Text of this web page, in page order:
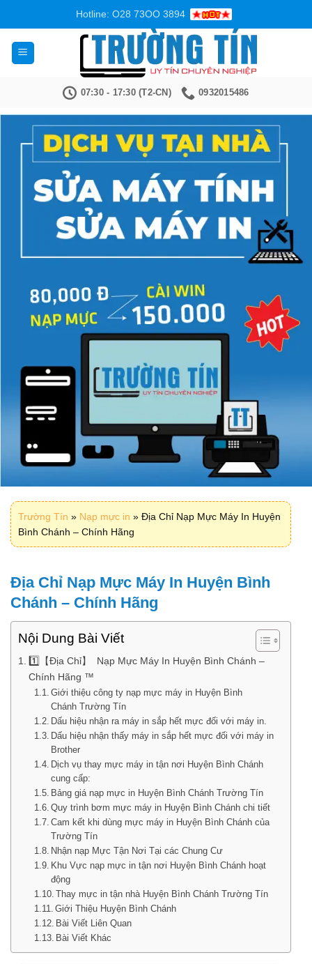
nội
dung
Hotline: O28 73OO 3894
07:30 - 17:30 (T2-CN) 0932015486
Trường Tín » Nạp mực in » Địa Chỉ Nạp Mực Máy In Huyện
Bình Chánh – Chính Hãng
Địa Chỉ Nạp Mực Máy In Huyện Bình
Chánh – Chính Hãng
Nội Dung Bài Viết
1️⃣【Địa Chỉ】 Nạp Mực Máy In Huyện Bình Chánh –
Chính Hãng ™
Giới thiệu công ty nạp mực máy in Huyện Bình
Chánh Trường Tín
Dấu hiệu nhận ra máy in sắp hết mực đối với máy in.
Dấu hiệu nhận thấy máy in sắp hết mực đối với máy in
Brother
Dịch vụ thay mực máy in tận nơi Huyện Bình Chánh
cung cấp:
Bảng giá nạp mực in Huyện Bình Chánh Trường Tín
Quy trình bơm mực máy in Huyện Bình Chánh chi tiết
Cam kết khi dùng mực máy in Huyện Bình Chánh của
Trường Tín
Nhận nạp Mực Tận Nơi Tại các Chung Cư
Khu Vực nạp mực in tận nơi Huyện Bình Chánh hoạt
động
Thay mực in tận nhà Huyện Bình Chánh Trường Tín
Giới Thiệu Huyện Bình Chánh
Bài Viết Liên Quan
Bài Viết Khác